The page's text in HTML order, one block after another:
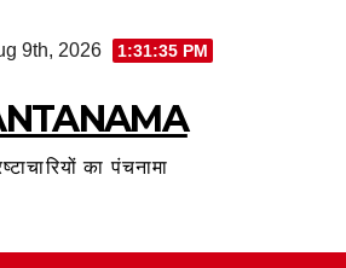
9th, 2026 1:31:35 PM
का पंचनामा